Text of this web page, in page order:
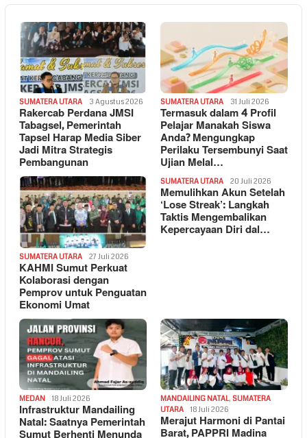
SUMATERA UTARA 3 Agustus 2026
Rakercab Perdana JMSI
Tabagsel, Pemerintah
Tapsel Harap Media Siber
Jadi Mitra Strategis
Pembangunan
SUMATERA UTARA 31 Juli 2026
Termasuk dalam 4 Profil
Pelajar Manakah Siswa
Anda? Mengungkap
Perilaku Tersembunyi Saat
Ujian Melal…
SUMATERA UTARA 27 Juli 2026
KAHMI Sumut Perkuat
Kolaborasi dengan
Pemprov untuk Penguatan
Ekonomi Umat
SUMATERA UTARA 20 Juli 2026
Memulihkan Akun Setelah
‘Lose Streak’: Langkah
Taktis Mengembalikan
Kepercayaan Diri dal…
MEDAN 18 Juli 2026
Infrastruktur Mandailing
Natal: Saatnya Pemerintah
MANDAILING NATAL, SUMATERA
UTARA
18 Juli 2026
Merajut Harmoni di Pantai
Barat, PAPPRI Madina